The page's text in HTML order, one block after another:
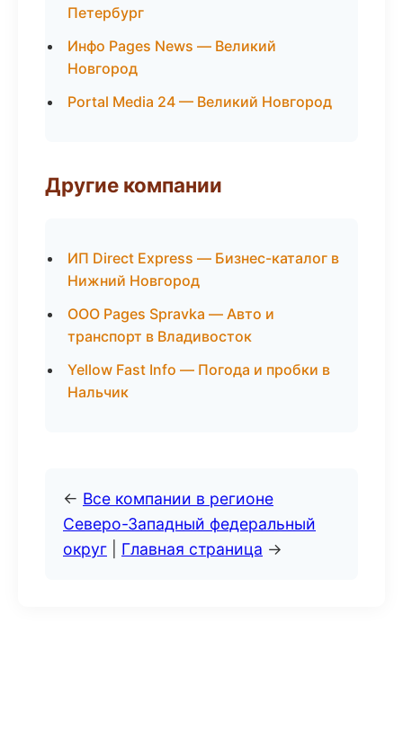
Петербург
Инфо Pages News — Великий
Новгород
Portal Media 24 — Великий Новгород
Другие компании
ИП Direct Express — Бизнес-каталог в
Нижний Новгород
ООО Pages Spravka — Авто и
транспорт в Владивосток
Yellow Fast Info — Погода и пробки в
Нальчик
← Все компании в регионе
Северо-Западный федеральный
округ
Главная страница →